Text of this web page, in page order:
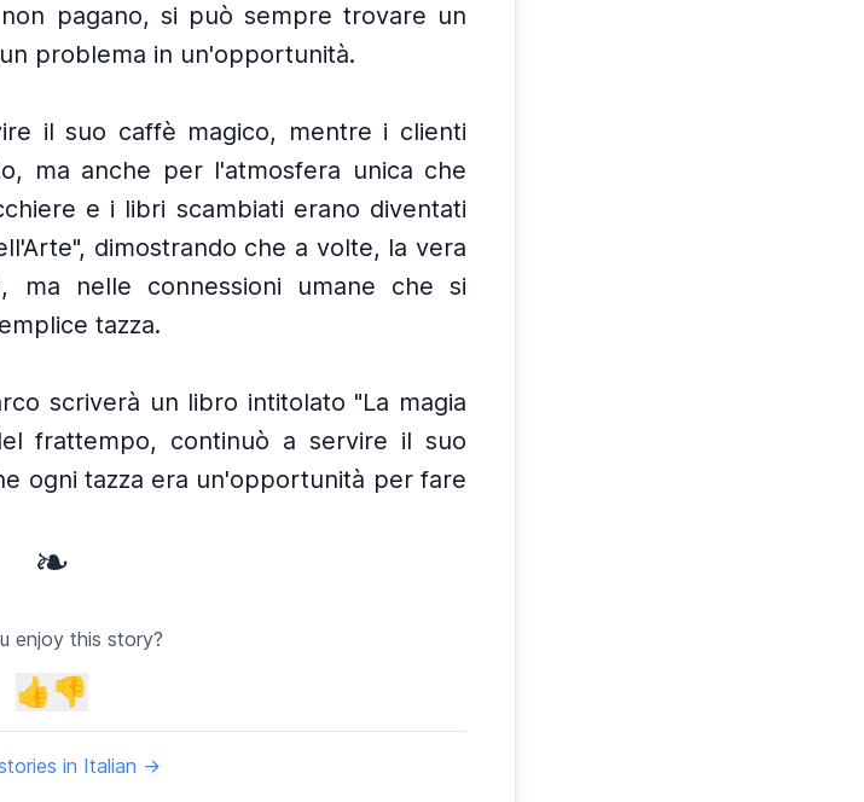
pagano, si può sempre trovare un
problema in un'opportunità.
il suo caffè magico, mentre i clienti
ma anche per l'atmosfera unica che
e i libri scambiati erano diventati
dimostrando che a volte, la vera
ma nelle connessioni umane che si
tazza.
scriverà un libro intitolato "La magia
frattempo, continuò a servire il suo
ogni tazza era un'opportunità per fare
❧
enjoy this story?
👍👎
in Italian →